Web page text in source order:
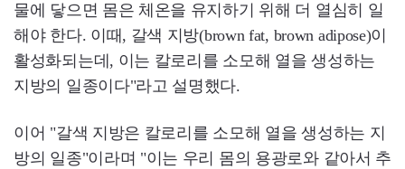
물에 닿으면 몸은 체온을 유지하기 위해 더 열심히 일
해야 한다. 이때, 갈색 지방(brown fat, brown adipose)이
활성화되는데, 이는 칼로리를 소모해 열을 생성하는
지방의 일종이다"라고 설명했다.
이어 "갈색 지방은 칼로리를 소모해 열을 생성하는 지
방의 일종"이라며 "이는 우리 몸의 용광로와 같아서 추